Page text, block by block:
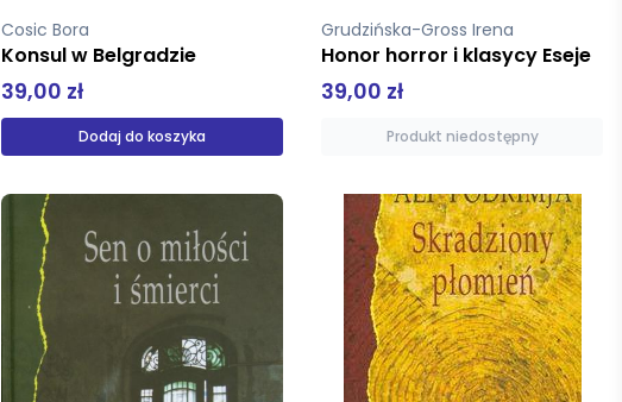
Cosic Bora
Konsul w Belgradzie
39,00 zł
Dodaj do koszyka
Grudzińska-Gross Irena
Honor horror i klasycy Eseje
39,00 zł
Produkt niedostępny